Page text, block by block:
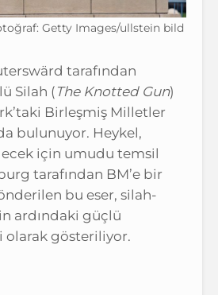
Getty Images/ullstein bild
tarafından
Silah ( The Knotted Gun)
Birleşmiş Milletler
bulunuyor. Heykel,
için umudu temsil
tarafından BM’e bir
bu eser, silah-
ardındaki güçlü
gösteriliyor.